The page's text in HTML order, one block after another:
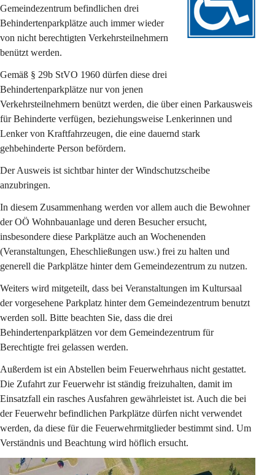
Gemeindezentrum befindlichen drei
Behindertenparkplätze auch immer wieder
von nicht berechtigten Verkehrsteilnehmern
benützt werden.
Gemäß § 29b StVO 1960 dürfen diese drei
Behindertenparkplätze nur von jenen
Verkehrsteilnehmern benützt werden, die über einen Parkausweis
für Behinderte verfügen, beziehungsweise Lenkerinnen und
Lenker von Kraftfahrzeugen, die eine dauernd stark
gehbehinderte Person befördern.
Der Ausweis ist sichtbar hinter der Windschutzscheibe
anzubringen.
In diesem Zusammenhang werden vor allem auch die Bewohner
der OÖ Wohnbauanlage und deren Besucher ersucht,
insbesondere diese Parkplätze auch an Wochenenden
(Veranstaltungen, Eheschließungen usw.) frei zu halten und
generell die Parkplätze hinter dem Gemeindezentrum zu nutzen.
Weiters wird mitgeteilt, dass bei Veranstaltungen im Kultursaal
der vorgesehene Parkplatz hinter dem Gemeindezentrum benutzt
werden soll. Bitte beachten Sie, dass die drei
Behindertenparkplätzen vor dem Gemeindezentrum für
Berechtigte frei gelassen werden.
Außerdem ist ein Abstellen beim Feuerwehrhaus nicht gestattet.
Die Zufahrt zur Feuerwehr ist ständig freizuhalten, damit im
Einsatzfall ein rasches Ausfahren gewährleistet ist. Auch die bei
der Feuerwehr befindlichen Parkplätze dürfen nicht verwendet
werden, da diese für die Feuerwehrmitglieder bestimmt sind. Um
Verständnis und Beachtung wird höflich ersucht.